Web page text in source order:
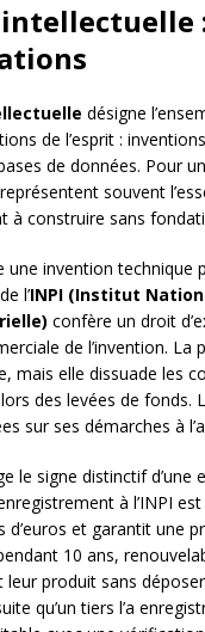
désigne
de l’esprit :
de données. Pour
souvent
à construire sans
une invention technique
l’INPI (Institut
confère un droit
de l’invention. La
mais elle dissuade les
des levées de fonds.
sur ses démarches à
le signe distinctif d’une
à l’INPI
d’euros et garantit une
10 ans,
produit sans
qu’un tiers l’a